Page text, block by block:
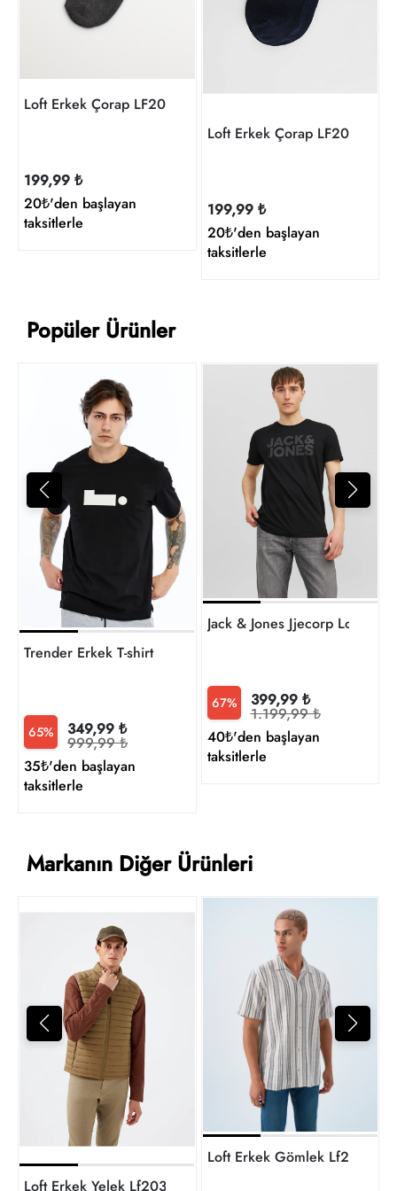
Loft Erkek Çorap LF2029964
199,99 ₺
20₺'den başlayan
taksitlerle
Loft Erkek Çorap LF2029964
199,99 ₺
20₺'den başlayan
taksitlerle
Popüler Ürünler
Trender Erkek T-shirt
65% 349,99 ₺
999,99 ₺
35₺'den başlayan
taksitlerle
67% 399,99 ₺
1.199,99 ₺
40₺'den başlayan
taksitlerle
Markanın Diğer Ürünleri
Loft Erkek Yelek Lf2033222
Loft Erkek Gömlek